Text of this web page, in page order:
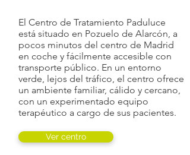
El Centro de Tratamiento Paduluce
está situado en Pozuelo de Alarcón, a
pocos minutos del centro de Madrid
en coche y fácilmente accesible con
transporte público. En un entorno
verde, lejos del tráfico, el centro ofrece
un ambiente familiar, cálido y cercano,
con un experimentado equipo
terapéutico a cargo de sus pacientes.
Ver centro